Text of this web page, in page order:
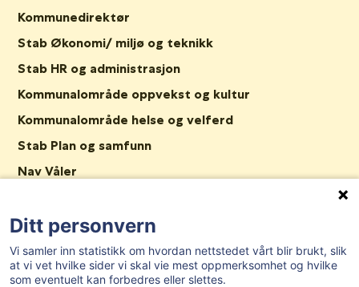
Kommunedirektør
Stab Økonomi/ miljø og teknikk
Stab HR og administrasjon
Kommunalområde oppvekst og kultur
Kommunalområde helse og velferd
Stab Plan og samfunn
Nav Våler
Tilgjengelighetserklæring
AKTUELT
Ditt personvern
Vi samler inn statistikk om hvordan nettstedet vårt blir brukt, slik
at vi vet hvilke sider vi skal vie mest oppmerksomhet og hvilke
som eventuelt kan forbedres eller slettes.